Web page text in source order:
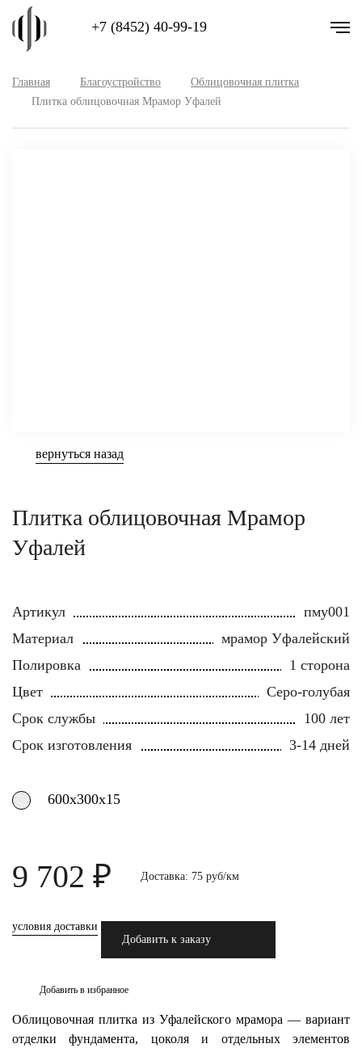
+7 (8452) 40-99-19
Главная Благоустройство
Облицовочная плитка
Плитка облицовочная Мрамор Уфалей
вернуться назад
Плитка облицовочная Мрамор
Уфалей
Артикул
пму001
Материал
мрамор Уфалейский
Полировка
1 сторона
Цвет
Серо-голубая
Срок службы
100 лет
Срок изготовления
3-14 дней
600х300х15
9 702 ₽ Доставка: 75 руб/км
условия доставки
Добавить к заказу
Добавить в избранное
Облицовочная плитка из Уфалейского мрамора — вариант
отделки фундамента, цоколя и отдельных элементов